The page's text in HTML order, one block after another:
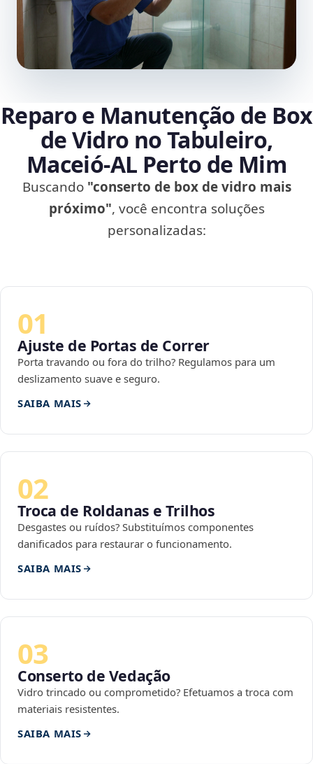
Reparo e Manutenção de Box
de Vidro no Tabuleiro,
Maceió‑AL Perto de Mim
Buscando "conserto de box de vidro mais
próximo", você encontra soluções
personalizadas:
01
Ajuste de Portas de Correr
Porta travando ou fora do trilho? Regulamos para um
deslizamento suave e seguro.
SAIBA MAIS
02
Troca de Roldanas e Trilhos
Desgastes ou ruídos? Substituímos componentes
danificados para restaurar o funcionamento.
SAIBA MAIS
03
Conserto de Vedação
Vidro trincado ou comprometido? Efetuamos a troca com
materiais resistentes.
SAIBA MAIS